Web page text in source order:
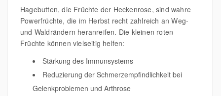
Hagebutten, die Früchte der Heckenrose, sind wahre
Powerfrüchte, die im Herbst recht zahlreich an Weg-
und Waldrändern heranreifen. Die kleinen roten
Früchte können vielseitig helfen:
Stärkung des Immunsystems
Reduzierung der Schmerzempfindlichkeit bei
Gelenkproblemen und Arthrose